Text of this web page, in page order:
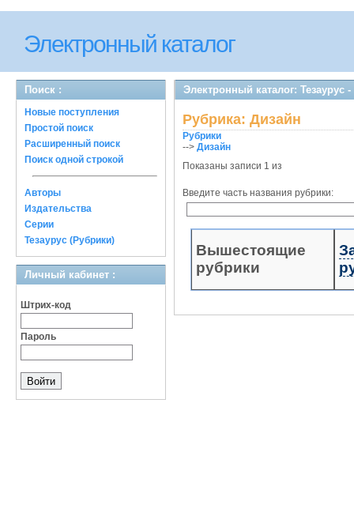
Электронный каталог
Поиск :
Новые поступления
Простой поиск
Расширенный поиск
Поиск одной строкой
Авторы
Издательства
Серии
Тезаурус (Рубрики)
Личный кабинет :
Штрих-код
Пароль
Электронный каталог: Тезаурус
Рубрика: Дизайн
Рубрики
--> Дизайн
Показаны записи 1 из
Введите часть названия рубрики:
Вышестоящие
рубрики